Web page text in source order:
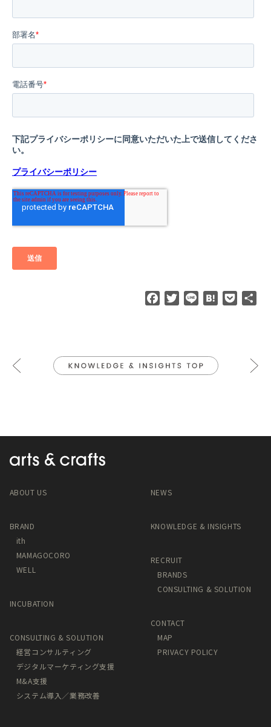
b
o
T
t
e
H
a
ABOUT US
BRAND
ith
MAMAGOCORO
WELL
INCUBATION
CONSULTING & SOLUTION
経営コンサルティング
デジタルマーケティング支援
M&A支援
システム導入／業務改善
NEWS
KNOWLEDGE & INSIGHTS
RECRUIT
BRANDS
CONSULTING & SOLUTION
CONTACT
MAP
PRIVACY POLICY